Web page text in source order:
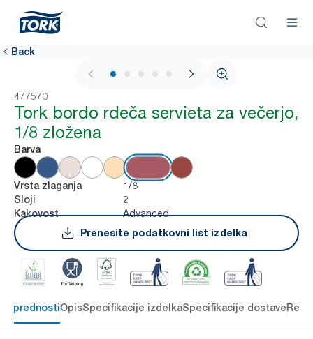
Back
1 / 5
477570
Tork bordo rdeča servieta za večerjo,
1/8 zložena
Barva
Vrsta zlaganja 1/8
Sloji 2
Kakovost
Advanced
Prenesite podatkovni list izdelka
prednostiOpisSpecifikacije izdelkaSpecifikacije dostave